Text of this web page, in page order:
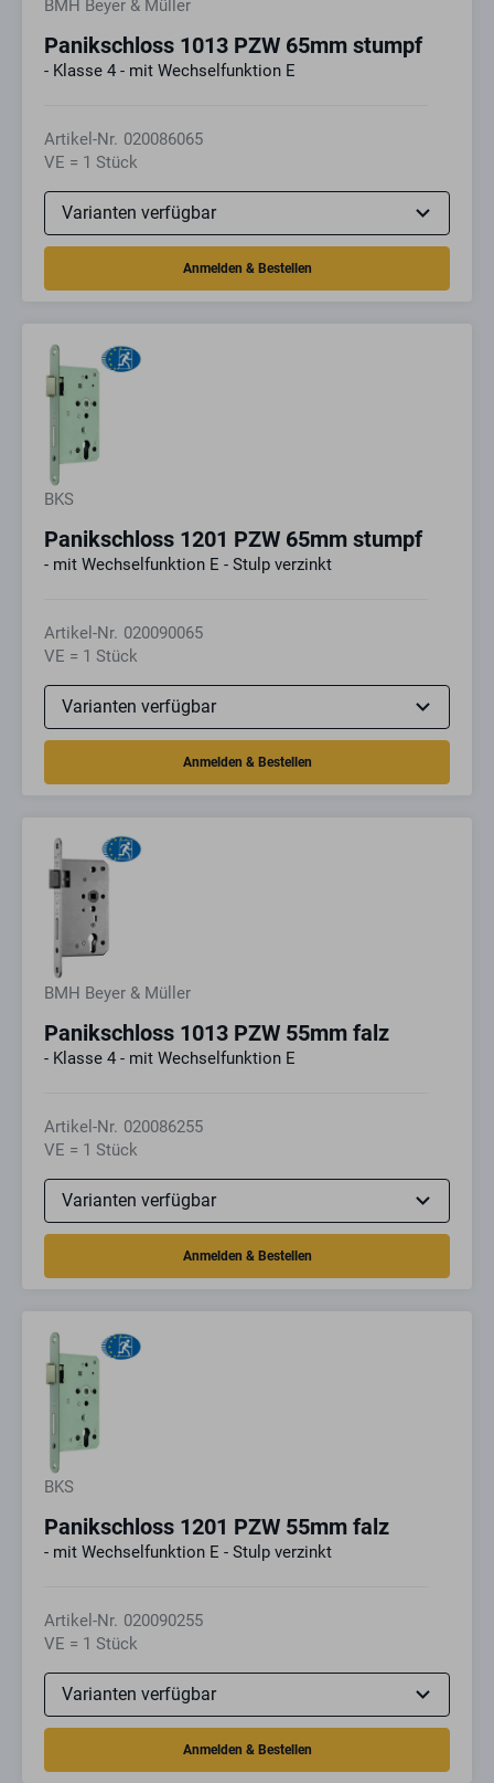
BMH Beyer & Müller
Panikschloss 1013 PZW 65mm stumpf
- Klasse 4 - mit Wechselfunktion E
Artikel-Nr. 020086065
VE = 1 Stück
BKS
Panikschloss 1201 PZW 65mm stumpf
- mit Wechselfunktion E - Stulp verzinkt
Artikel-Nr. 020090065
VE = 1 Stück
BMH Beyer & Müller
Panikschloss 1013 PZW 55mm falz
- Klasse 4 - mit Wechselfunktion E
Artikel-Nr. 020086255
VE = 1 Stück
BKS
Panikschloss 1201 PZW 55mm falz
- mit Wechselfunktion E - Stulp verzinkt
Artikel-Nr. 020090255
VE = 1 Stück